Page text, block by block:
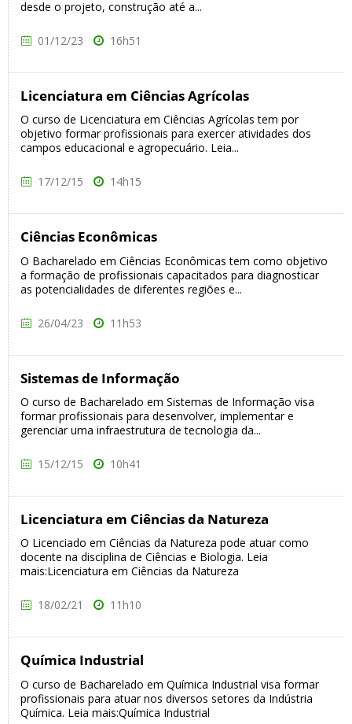
desde o projeto, construção até a...
01/12/23 16h51
Licenciatura em Ciências Agrícolas
O curso de Licenciatura em Ciências Agrícolas tem por
objetivo formar profissionais para exercer atividades dos
campos educacional e agropecuário. Leia...
17/12/15 14h15
Ciências Econômicas
O Bacharelado em Ciências Econômicas tem como objetivo
a formação de profissionais capacitados para diagnosticar
as potencialidades de diferentes regiões e...
26/04/23 11h53
Sistemas de Informação
O curso de Bacharelado em Sistemas de Informação visa
formar profissionais para desenvolver, implementar e
gerenciar uma infraestrutura de tecnologia da...
15/12/15 10h41
Licenciatura em Ciências da Natureza
O Licenciado em Ciências da Natureza pode atuar como
docente na disciplina de Ciências e Biologia. Leia
mais:Licenciatura em Ciências da Natureza
18/02/21 11h10
Química Industrial
O curso de Bacharelado em Química Industrial visa formar
profissionais para atuar nos diversos setores da Indústria
Química. Leia mais:Química Industrial